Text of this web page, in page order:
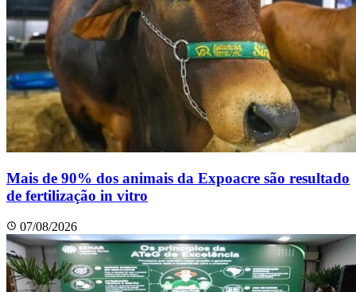
Mais de 90% dos animais da Expoacre são resultado
de fertilização in vitro
07/08/2026